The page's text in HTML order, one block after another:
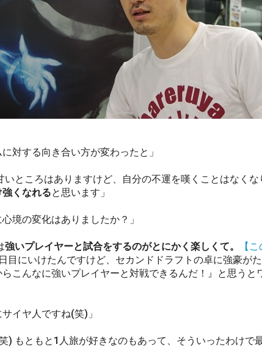
対する向き合い方が変わったと」
ところはありますけど、自分の不運を嘆くことはなくな
くなれると思います」
境の変化はありましたか？」
強いプレイヤーと試合をするのがとにかく楽しくて。 【
目にいけたんですけど、セカンドドラフトの卓に強豪が
こんなに強いプレイヤーと対戦できるんだ！』と思うと
イヤ人ですね(笑)」
) もともと1人旅が好きなのもあって、そういったわけで